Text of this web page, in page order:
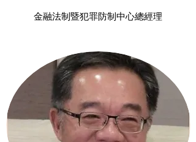
​金融法制暨犯罪防制中心總經理